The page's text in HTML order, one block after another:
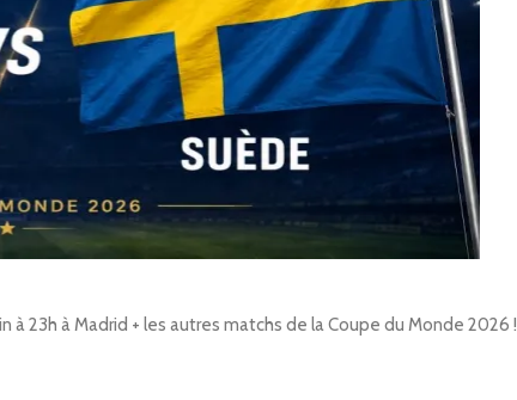
à 23h à Madrid + les autres matchs de la Coupe du Monde 2026 !